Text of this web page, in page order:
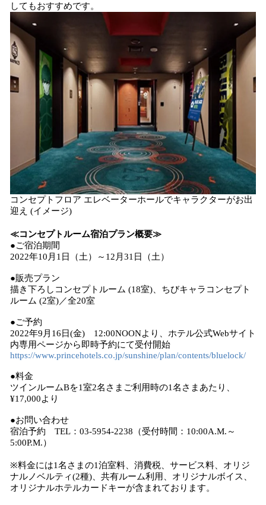
してもおすすめです。
コンセプトフロア エレベーターホールでキャラクターがお出
迎え (イメージ)
≪コンセプトルーム宿泊プラン概要≫
●ご宿泊期間
2022年10月1日（土）～12月31日（土）
●販売プラン
描き下ろしコンセプトルーム (18室)、ちびキャラコンセプト
ルーム (2室)／全20室
●ご予約
2022年9月16日(金) 12:00NOONより、ホテル公式Webサイト
内専用ページから即時予約にて受付開始
https://www.princehotels.co.jp/sunshine/plan/contents/bluelock/
●料金
ツインルームBを1室2名さまご利用時の1名さまあたり、
¥17,000より
●お問い合わせ
宿泊予約 TEL：03‐5954‐2238（受付時間：10:00A.M.～
5:00P.M.）
※料金には1名さまの1泊室料、消費税、サービス料、オリジ
ナルノベルティ(2種)、共有ルーム利用、オリジナルボイス、
オリジナルホテルカードキーが含まれております。